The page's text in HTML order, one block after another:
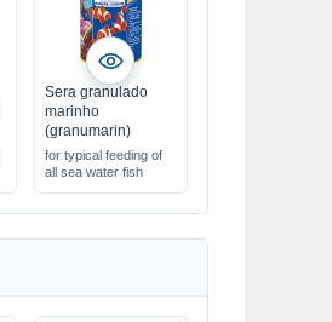
Sera granulado
marinho
(granumarin)
for typical feeding of
all sea water fish